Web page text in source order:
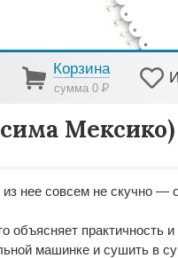
Корзина
сумма 0Р
Мексико)
нее совсем не скучно —
практичность и
машинке и сушить в